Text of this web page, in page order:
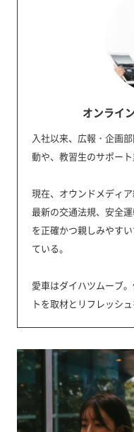
オンライ
入社以来、広報・企画
動や、教習生のサポート
現在、オウンドメディ
最新の交通法規、安全
を正確かつ親しみやす
ている。
愛車はダイハツムーブ
トを取材とリフレッシ